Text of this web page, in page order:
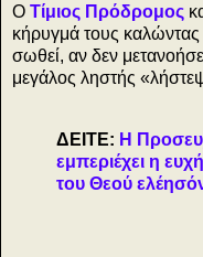
Ο Τίμιος Πρόδρομος
κήρυγμά τους καλώντας
σωθεί, αν δεν
μεγάλος ληστής
ΔΕΙΤΕ: Η
εμπεριέχει η
του Θεού